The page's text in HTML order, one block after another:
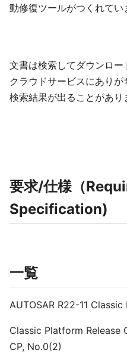
動修復ツールがつくれてい
文書は検索してダウンロー
クラウドサービスにあり
検索結果が出ることがあり
要求/仕様（
Specification)
一覧
AUTOSAR R22-11 Classic
Classic Platform Release
CP, No.0(2)